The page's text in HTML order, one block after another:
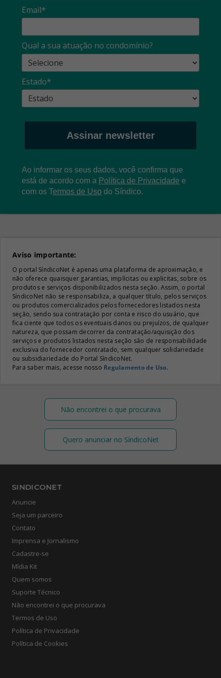
Email*
Qual a sua atuação no condomínio?
Estado*
Assinar newsletter
Ao informar os seus dados, você confirma que
está de acordo com a Política de Privacidade e
com os Termos de Uso do Síndico.
Aviso importante:
O portal SíndicoNet é apenas uma plataforma de aproximação, e
não oferece quaisquer garantias, implícitas ou explicitas, sobre os
produtos e serviços disponibilizados nesta seção. Assim, o portal
SíndicoNet não se responsabiliza, a qualquer título, pelos serviços
ou produtos comercializados pelos fornecedores listados nesta
seção, sendo sua contratação por conta e risco do usuário, que
fica ciente que todos os eventuais danos ou prejuízos, de qualquer
natureza, que possam decorrer da contratação/aquisição dos
serviços e produtos listados nesta seção são de responsabilidade
exclusiva do fornecedor contratado, sem qualquer solidariedade
ou subsidiariedade do Portal SíndicoNet.
Para saber mais, acesse nosso Regulamento de Uso.
Não encontrei o que procurava
Quero anunciar no SíndicoNet
SINDICONET
Anuncie
Seja um parceiro
Contato
Imprensa e Jornalismo
Cadastre-se
Mídia Kit
Quem somos
Suporte Técnico
Não encontrei o que procurava
Termos de Uso
Política de Privacidade
Política de Cookies